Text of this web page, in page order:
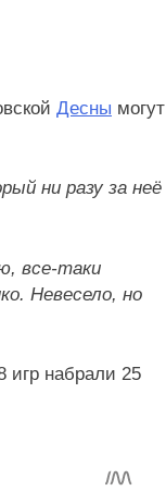
Десны могут
ни разу за неё
все-таки
Невесело, но
игр набрали 25